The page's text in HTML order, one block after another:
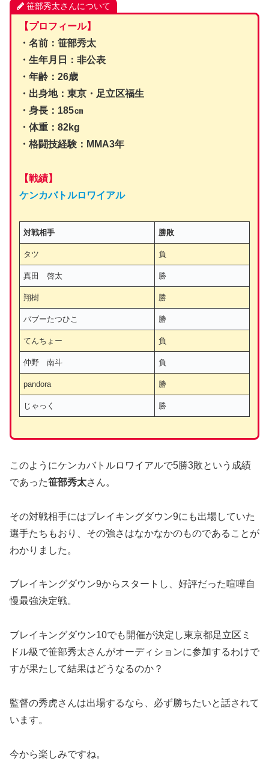
笹部秀太さんについて
【プロフィール】
・名前：笹部秀太
・生年月日：非公表
・年齢：26歳
・出身地：東京・足立区福生
・身長：185㎝
・体重：82kg
・格闘技経験：MMA3年
【戦績】
ケンカバトルロワイアル
対戦相手 勝敗
タツ 負
真田 啓太 勝
翔樹 勝
バブーたつひこ 勝
てんちょー 負
仲野 南斗 負
pandora 勝
じゃっく 勝
このようにケンカバトルロワイアルで5勝3敗という成績
であった笹部秀太さん。
その対戦相手にはブレイキングダウン9にも出場していた
選手たちもおり、その強さはなかなかのものであることが
わかりました。
ブレイキングダウン9からスタートし、好評だった喧嘩自
慢最強決定戦。
ブレイキングダウン10でも開催が決定し東京都足立区ミ
ドル級で笹部秀太さんがオーディションに参加するわけで
すが果たして結果はどうなるのか？
監督の秀虎さんは出場するなら、必ず勝ちたいと話されて
います。
今から楽しみですね。